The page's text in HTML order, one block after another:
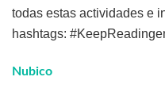
todas estas actividades e
hashtags:
Nubico